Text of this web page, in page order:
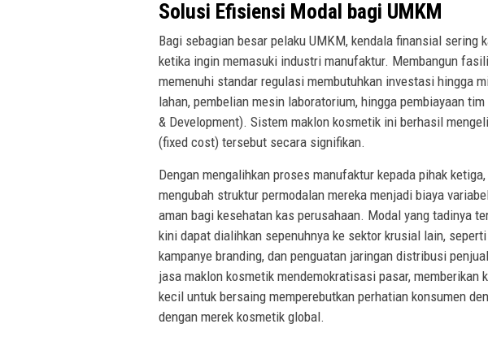
Solusi Efisiensi Modal bagi UMKM
Bagi sebagian besar pelaku UMKM, kendala finansial sering
ketika ingin memasuki industri manufaktur. Membangun
memenuhi standar regulasi membutuhkan investasi hingga
lahan, pembelian mesin laboratorium, hingga pembiayaan
& Development). Sistem maklon kosmetik ini berhasil
(fixed cost) tersebut secara signifikan.
Dengan mengalihkan proses manufaktur kepada pihak
mengubah struktur permodalan mereka menjadi biaya
aman bagi kesehatan kas perusahaan. Modal yang tadinya
kini dapat dialihkan sepenuhnya ke sektor krusial lain,
kampanye branding, dan penguatan jaringan distribusi
jasa maklon kosmetik mendemokratisasi pasar, memberikan
kecil untuk bersaing memperebutkan perhatian konsumen
dengan merek kosmetik global.